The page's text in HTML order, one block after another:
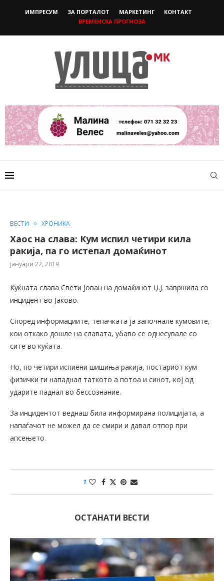
ИМПРЕСУМ ЗА ПОРТАЛОТ МАРКЕТИНГ
КОНТАКТ
ВРЕМЕНСКА ПРОГНОЗА
ВЕСТИ ХРОНИКА
Хаос на слава: Кум испил четири кила
ракија, па го истепал домаќинот
јануари 22, 2019
Куќната слава Свети Јован на домаќинот Џ.Ј. завршила со
инцидент во Јаково.
Според информациите, тепачката ја започнале кумовите,
кои откако дошле на славата, убаво се однесувале со
сите во куќата.
Но, по четири испиени шишиња ракија, постариот кум
физички ги нападнал таткото а потоа и синот, кој од
ударите паднал во бессознание.
За инцидентот веднаш била информирана полицијата, а
напаѓачот не можел да се смири и давал отпор при
апсењето.
1
ОСТАНАТИ ВЕСТИ